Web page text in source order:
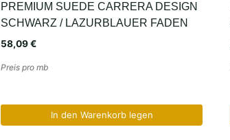
PREMIUM SUEDE CARRERA DESIGN
SCHWARZ / LAZURBLAUER FADEN
58,09€
Preis pro mb
In den Warenkorb legen